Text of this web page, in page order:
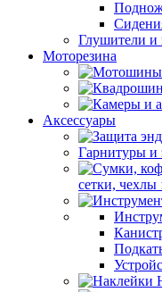
Глушители и
Моторезина
Аксессуары
Гарнитуры
сетки, чехлы